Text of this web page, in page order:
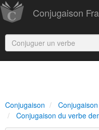
Conjugaison
Conjugaison
Conjugaison du verbe